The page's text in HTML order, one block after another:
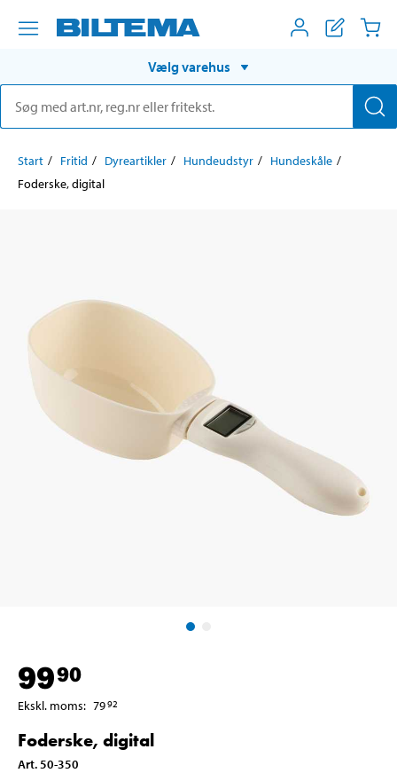
Vælg varehus
Start Fritid Dyreartikler Hundeudstyr
Hundeskåle
Foderske, digital
9990
Ekskl. moms: 7992
Foderske, digital
Art. 50-350